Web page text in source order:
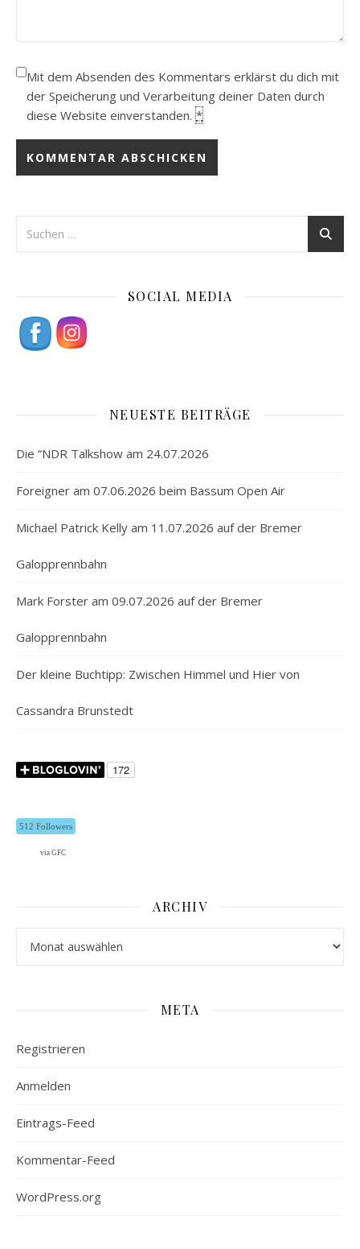
Mit dem Absenden des Kommentars erklärst du dich mit
der Speicherung und Verarbeitung deiner Daten durch
diese Website einverstanden. *
SOCIAL MEDIA
NEUESTE BEITRÄGE
Die “NDR Talkshow am 24.07.2026
Foreigner am 07.06.2026 beim Bassum Open Air
Michael Patrick Kelly am 11.07.2026 auf der Bremer
Galopprennbahn
Mark Forster am 09.07.2026 auf der Bremer
Galopprennbahn
Der kleine Buchtipp: Zwischen Himmel und Hier von
Cassandra Brunstedt
512 Followers
via GFC
ARCHIV
META
Registrieren
Anmelden
Eintrags-Feed
Kommentar-Feed
WordPress.org